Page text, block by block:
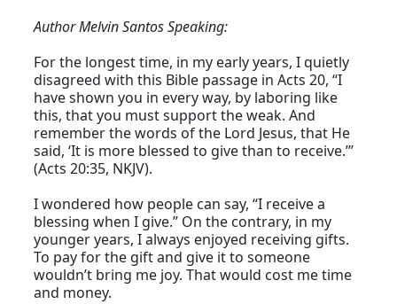
Author Melvin Santos Speaking:
For the longest time, in my early years, I quietly
disagreed with this Bible passage in Acts 20, “I
have shown you in every way, by laboring like
this, that you must support the weak. And
remember the words of the Lord Jesus, that He
said, ‘It is more blessed to give than to receive.’”
(Acts 20:35, NKJV).
I wondered how people can say, “I receive a
blessing when I give.” On the contrary, in my
younger years, I always enjoyed receiving gifts.
To pay for the gift and give it to someone
wouldn’t bring me joy. That would cost me time
and money.